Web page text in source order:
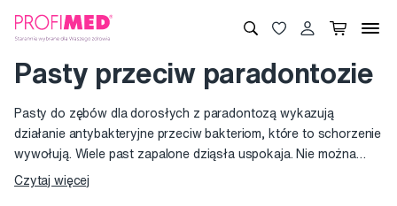
Pasty przeciw paradontozie
Pasty do zębów dla dorosłych z paradontozą wykazują
działanie antybakteryjne przeciw bakteriom, które to schorzenie
wywołują. Wiele past zapalone dziąsła uspokaja. Nie można
jednak zapominać, że pasta nie stanowi jedynego
Czytaj więcej